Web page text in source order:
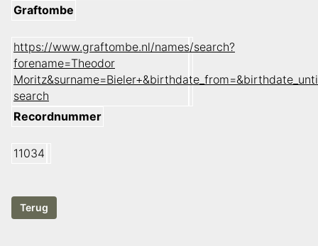
Graftombe
https://www.graftombe.nl/names/search?
forename=Theodor
search
Recordnummer
11034